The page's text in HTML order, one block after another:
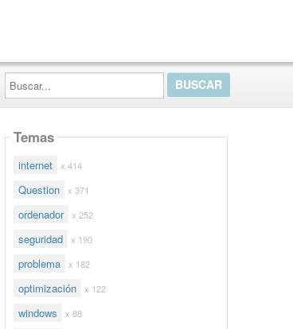
Buscar...
Temas
internet x 414
Question x 371
ordenador x 252
seguridad x 190
problema x 182
optimización x 122
windows x 88